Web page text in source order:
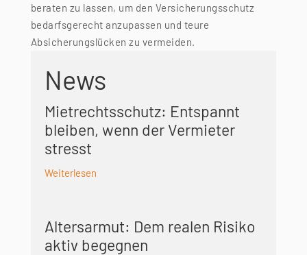
beraten zu lassen, um den Versicherungsschutz
bedarfsgerecht anzupassen und teure
Absicherungslücken zu vermeiden.
News
Mietrechtsschutz: Entspannt
bleiben, wenn der Vermieter
stresst
Weiterlesen
Altersarmut: Dem realen Risiko
aktiv begegnen